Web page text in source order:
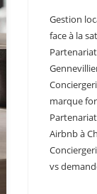
Gestion
face à la
marque
Airbnb à
vs